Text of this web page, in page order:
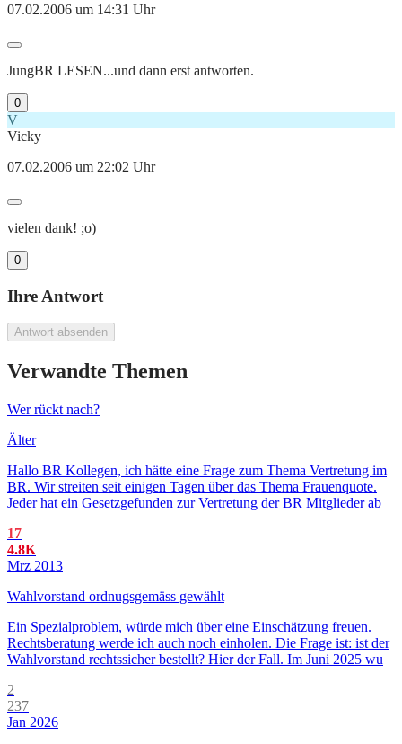
07.02.2006 um 14:31 Uhr
JungBR LESEN...und dann erst antworten.
0
V
Vicky
07.02.2006 um 22:02 Uhr
vielen dank! ;o)
0
Ihre Antwort
Antwort absenden
Verwandte Themen
Wer rückt nach?
Älter
Hallo BR Kollegen, ich hätte eine Frage zum Thema Vertretung im
BR. Wir streiten seit einigen Tagen über das Thema Frauenquote.
Jeder hat ein Gesetzgefunden zur Vertretung der BR Mitglieder ab
17
4.8K
Mrz 2013
Wahlvorstand ordnugsgemäss gewählt
Ein Spezialproblem, würde mich über eine Einschätzung freuen.
Rechtsberatung werde ich auch noch einholen. Die Frage ist: ist der
Wahlvorstand rechtssicher bestellt? Hier der Fall. Im Juni 2025 wu
2
237
Jan 2026